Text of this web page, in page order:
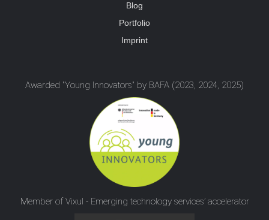
Blog
Portfolio
Imprint
Awarded "Young Innovators" by BAFA (2023, 2024, 2025)
Member of Vixul - Emerging technology services’ accelerator